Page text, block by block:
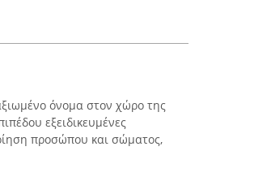
όνομα στον χώρο της
εξειδικευμένες
προσώπου και σώματος,